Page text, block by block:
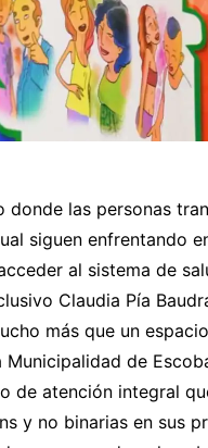
donde las personas
siguen enfrentando
al sistema de
Claudia Pía
más que un
Municipalidad de
de atención integral
y no binarias en sus